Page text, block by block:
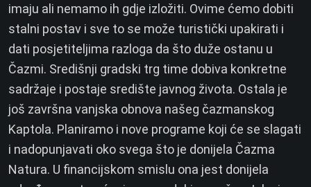
imaju ali nemamo ih gdje izložiti. Ovime ćemo dobiti
stalni postav i sve to se može turistički upakirati i
dati posjetiteljima razloga da što duže ostanu u
Čazmi. Središnji gradski trg time dobiva konkretne
sadržaje i postaje središte javnog života. Ostala je
još završna vanjska obnova našeg čazmanskog
Kaptola. Planiramo i nove programe koji će se slagati
i nadopunjavati oko svega što je donijela Čazma
Natura. U financijskom smislu ona jest donijela